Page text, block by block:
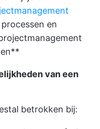
en
van een
betrokken bij: